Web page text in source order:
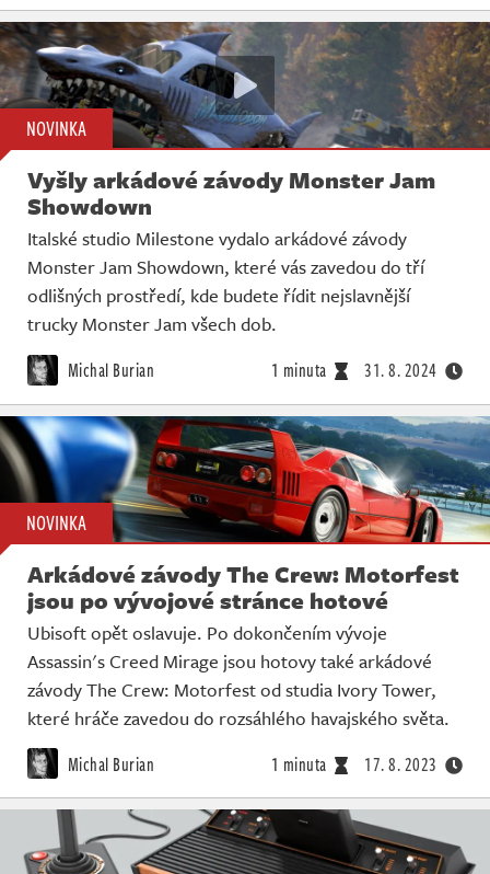
NOVINKA
Vyšly arkádové závody Monster Jam
Showdown
Italské studio Milestone vydalo arkádové závody
Monster Jam Showdown, které vás zavedou do tří
odlišných prostředí, kde budete řídit nejslavnější
trucky Monster Jam všech dob.
Michal Burian 1 minuta 31. 8. 2024
NOVINKA
Arkádové závody The Crew: Motorfest
jsou po vývojové stránce hotové
Ubisoft opět oslavuje. Po dokončením vývoje
Assassin's Creed Mirage jsou hotovy také arkádové
závody The Crew: Motorfest od studia Ivory Tower,
které hráče zavedou do rozsáhlého havajského světa.
Michal Burian 1 minuta 17. 8. 2023